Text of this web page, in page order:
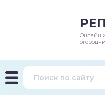
Онлайн
и подкормки